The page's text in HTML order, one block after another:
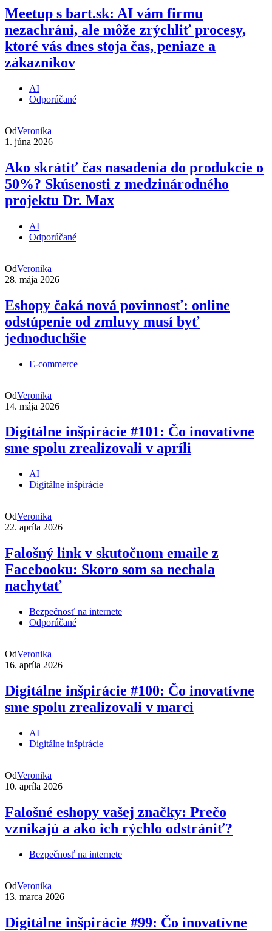
Meetup s bart.sk: AI vám firmu
nezachráni, ale môže zrýchliť procesy,
ktoré vás dnes stoja čas, peniaze a
zákazníkov
AI
Odporúčané
OdVeronika
1. júna 2026
Ako skrátiť čas nasadenia do produkcie o
50%? Skúsenosti z medzinárodného
projektu Dr. Max
AI
Odporúčané
OdVeronika
28. mája 2026
Eshopy čaká nová povinnosť: online
odstúpenie od zmluvy musí byť
jednoduchšie
E-commerce
OdVeronika
14. mája 2026
Digitálne inšpirácie #101: Čo inovatívne
sme spolu zrealizovali v apríli
AI
Digitálne inšpirácie
OdVeronika
22. apríla 2026
Falošný link v skutočnom emaile z
Facebooku: Skoro som sa nechala
nachytať
Bezpečnosť na internete
Odporúčané
OdVeronika
16. apríla 2026
Digitálne inšpirácie #100: Čo inovatívne
sme spolu zrealizovali v marci
AI
Digitálne inšpirácie
OdVeronika
10. apríla 2026
Falošné eshopy vašej značky: Prečo
vznikajú a ako ich rýchlo odstrániť?
Bezpečnosť na internete
OdVeronika
13. marca 2026
Digitálne inšpirácie #99: Čo inovatívne